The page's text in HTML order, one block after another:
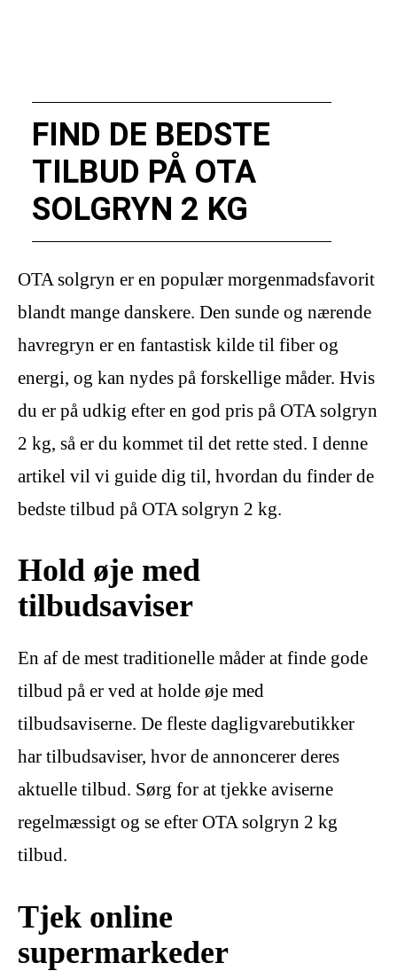
FIND DE BEDSTE
TILBUD PÅ OTA
SOLGRYN 2 KG
OTA solgryn er en populær morgenmadsfavorit
blandt mange danskere. Den sunde og nærende
havregryn er en fantastisk kilde til fiber og
energi, og kan nydes på forskellige måder. Hvis
du er på udkig efter en god pris på OTA solgryn
2 kg, så er du kommet til det rette sted. I denne
artikel vil vi guide dig til, hvordan du finder de
bedste tilbud på OTA solgryn 2 kg.
Hold øje med
tilbudsaviser
En af de mest traditionelle måder at finde gode
tilbud på er ved at holde øje med
tilbudsaviserne. De fleste dagligvarebutikker
har tilbudsaviser, hvor de annoncerer deres
aktuelle tilbud. Sørg for at tjekke aviserne
regelmæssigt og se efter OTA solgryn 2 kg
tilbud.
Tjek online
supermarkeder